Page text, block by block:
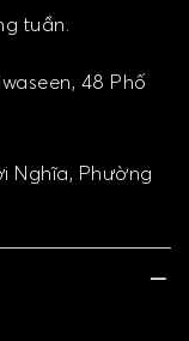
tuần.
48 Phố
Nghĩa, Phường